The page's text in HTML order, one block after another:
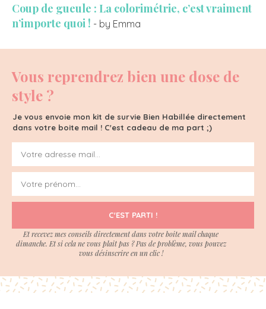
Coup de gueule : La colorimétrie, c’est vraiment
n’importe quoi ! - by Emma
Vous reprendrez bien une dose de
style ?
Je vous envoie mon kit de survie Bien Habillée directement
dans votre boite mail ! C'est cadeau de ma part ;)
C'EST PARTI !
Et recevez mes conseils directement dans votre boite mail chaque
dimanche. Et si cela ne vous plait pas ? Pas de problème, vous pouvez
vous désinscrire en un clic !